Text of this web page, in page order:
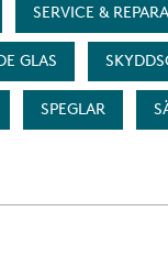
SERVICE &
GLAS
SPEGLAR